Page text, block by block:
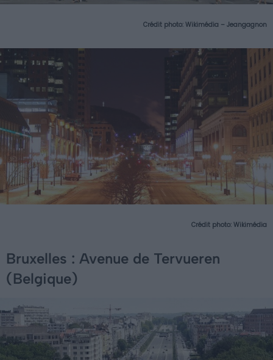
Crédit photo: Wikimédia – Jeangagnon
Crédit photo: Wikimédia
Bruxelles : Avenue de Tervueren
(Belgique)